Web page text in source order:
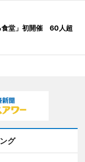
食堂」初開催 60人超
グ